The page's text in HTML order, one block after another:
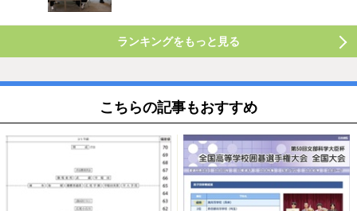
ランキングをもっと見る
こちらの記事もおすすめ